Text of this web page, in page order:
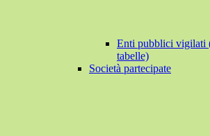
Enti pubblici vigilati
tabelle)
Società partecipate